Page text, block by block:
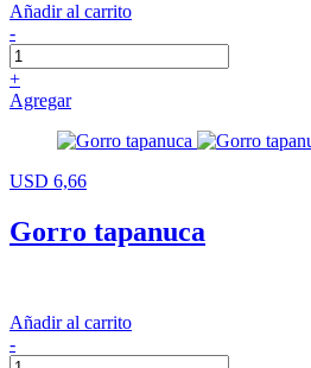
Añadir al carrito
-
+
Agregar
USD 6,66
Gorro tapanuca
Añadir al carrito
-